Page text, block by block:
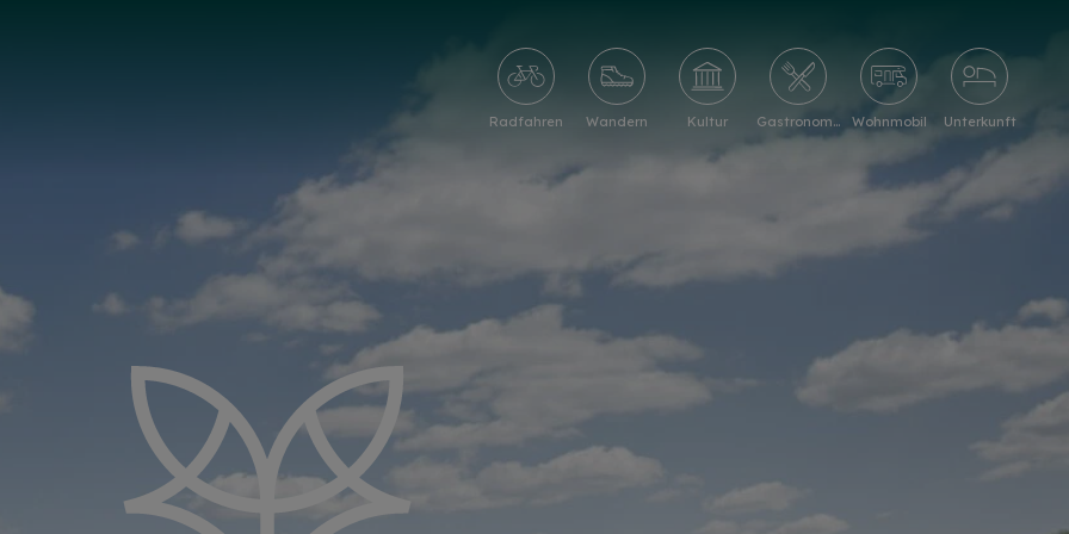
Radfahren Wandern Kultur Gastronomie Wohnmobil Unterkunft